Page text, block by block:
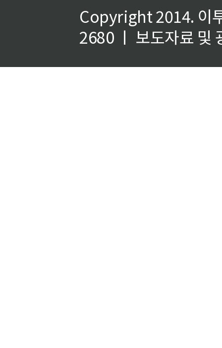
Copyright 2014. 이
2680 ㅣ 보도자료